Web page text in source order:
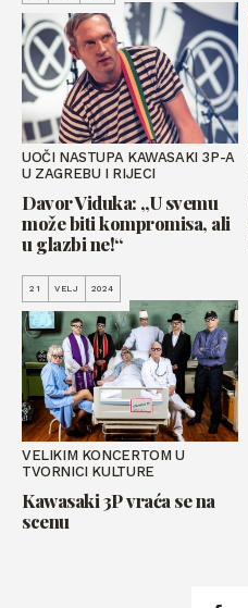
UOČI NASTUPA KAWASAKI 3P-A
U ZAGREBU I RIJECI
Davor Viduka: „U svemu
može biti kompromisa, ali
u glazbi ne!“
21 VELJ 2024
VELIKIM KONCERTOM U
TVORNICI KULTURE
Kawasaki 3P vraća se na
scenu